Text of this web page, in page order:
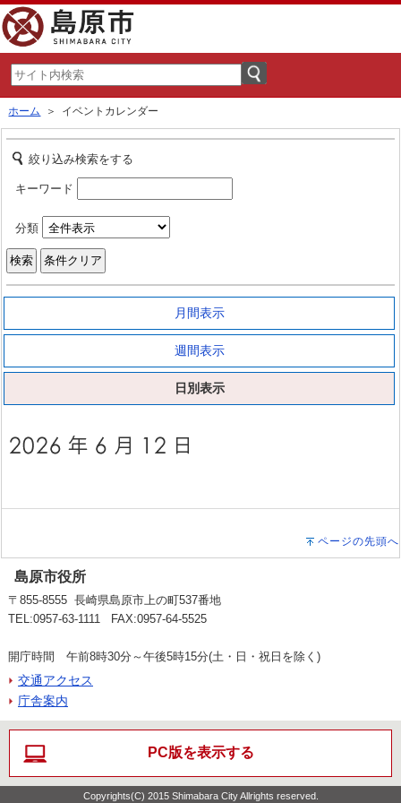
ホーム ＞ イベントカレンダー
絞り込み検索をする
キーワード
分類
月間表示
週間表示
日別表示
ページの先頭へ
島原市役所
〒855-8555 長崎県島原市上の町537番地
TEL:0957-63-1111 FAX:0957-64-5525
開庁時間 午前8時30分～午後5時15分(土・日・祝日を除く)
交通アクセス
庁舎案内
PC版を表示する
Copyrights(C) 2015 Shimabara City Allrights reserved.